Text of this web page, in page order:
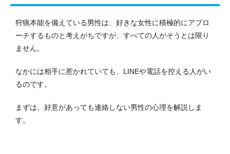
狩猟本能を備えている男性は、好きな女性に積極的にアプロ
ーチするものと考えがちですが、すべての人がそうとは限り
ません。
なかには相手に惹かれていても、LINEや電話を控える人がい
るのです。
まずは、好意があっても連絡しない男性の心理を解説しま
す。